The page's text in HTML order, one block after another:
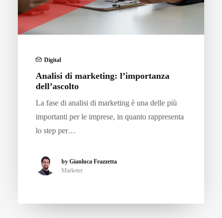
Digital
Analisi di marketing: l’importanza
dell’ascolto
La fase di analisi di marketing è una delle più
importanti per le imprese, in quanto rappresenta
lo step per…
by Gianluca Frazzetta
Marketer